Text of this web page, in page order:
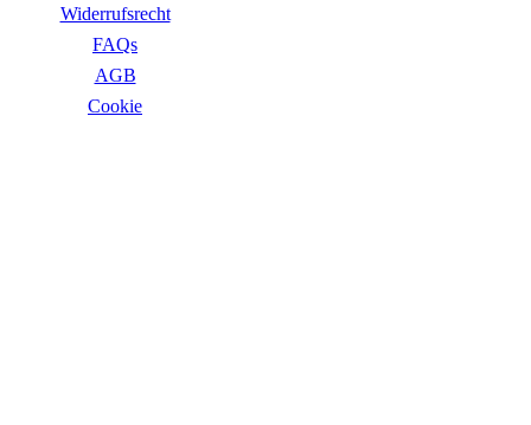
Widerrufsrecht
FAQs
AGB
Сookie